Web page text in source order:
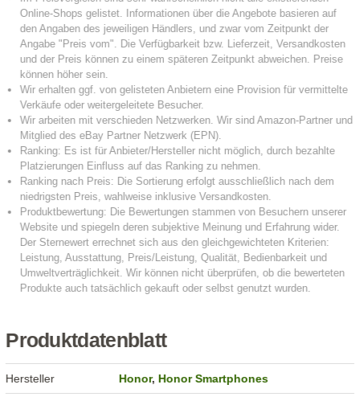
Produktdatenblatt
Hersteller Honor,Honor Smartphones